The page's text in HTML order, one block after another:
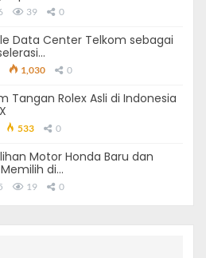
39 0
Data Center Telkom sebagai
1,030 0
Tangan Rolex Asli di Indonesia
533 0
Motor Honda Baru dan
di…
19 0